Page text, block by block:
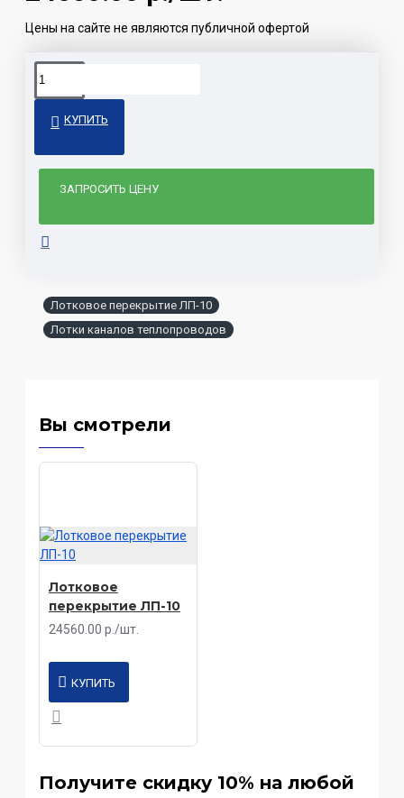
Цены на сайте не являются публичной офертой
КУПИТЬ
ЗАПРОСИТЬ ЦЕНУ
Лотковое перекрытие ЛП-10
Лотки каналов теплопроводов
Вы смотрели
Лотковое
перекрытие ЛП-10
24560.00 р./шт.
КУПИТЬ
Получите скидку 10% на любой